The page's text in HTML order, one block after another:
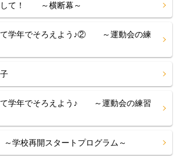
して！ ～横断幕～
て学年でそろえよう♪② ～運動会の練
て学年でそろえよう♪ ～運動会の練習
校再開スタートプログラム～